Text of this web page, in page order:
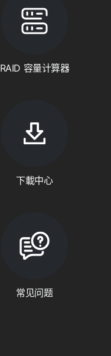
RAID 容量计算器
下載中心
常见问题